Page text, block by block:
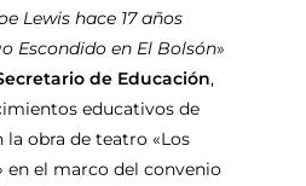
Lewis hace 17 años
Escondido en El Bolsón»
de Educación,
educativos de
obra de teatro «Los
en el marco del convenio